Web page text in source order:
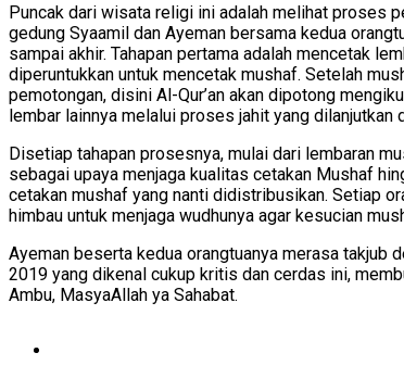
Puncak dari wisata religi ini adalah melihat proses
gedung Syaamil dan Ayeman bersama kedua
sampai akhir. Tahapan pertama adalah mencetak
diperuntukkan untuk mencetak mushaf. Setelah
pemotongan, disini Al-Qur’an akan dipotong
lembar lainnya melalui proses jahit yang dilanjutkan
Disetiap tahapan prosesnya, mulai dari lembaran
sebagai upaya menjaga kualitas cetakan Mushaf
cetakan mushaf yang nanti didistribusikan. Setiap
himbau untuk menjaga wudhunya agar kesucian
Ayeman beserta kedua orangtuanya merasa takjub
2019 yang dikenal cukup kritis dan cerdas ini,
Ambu, MasyaAllah ya Sahabat.